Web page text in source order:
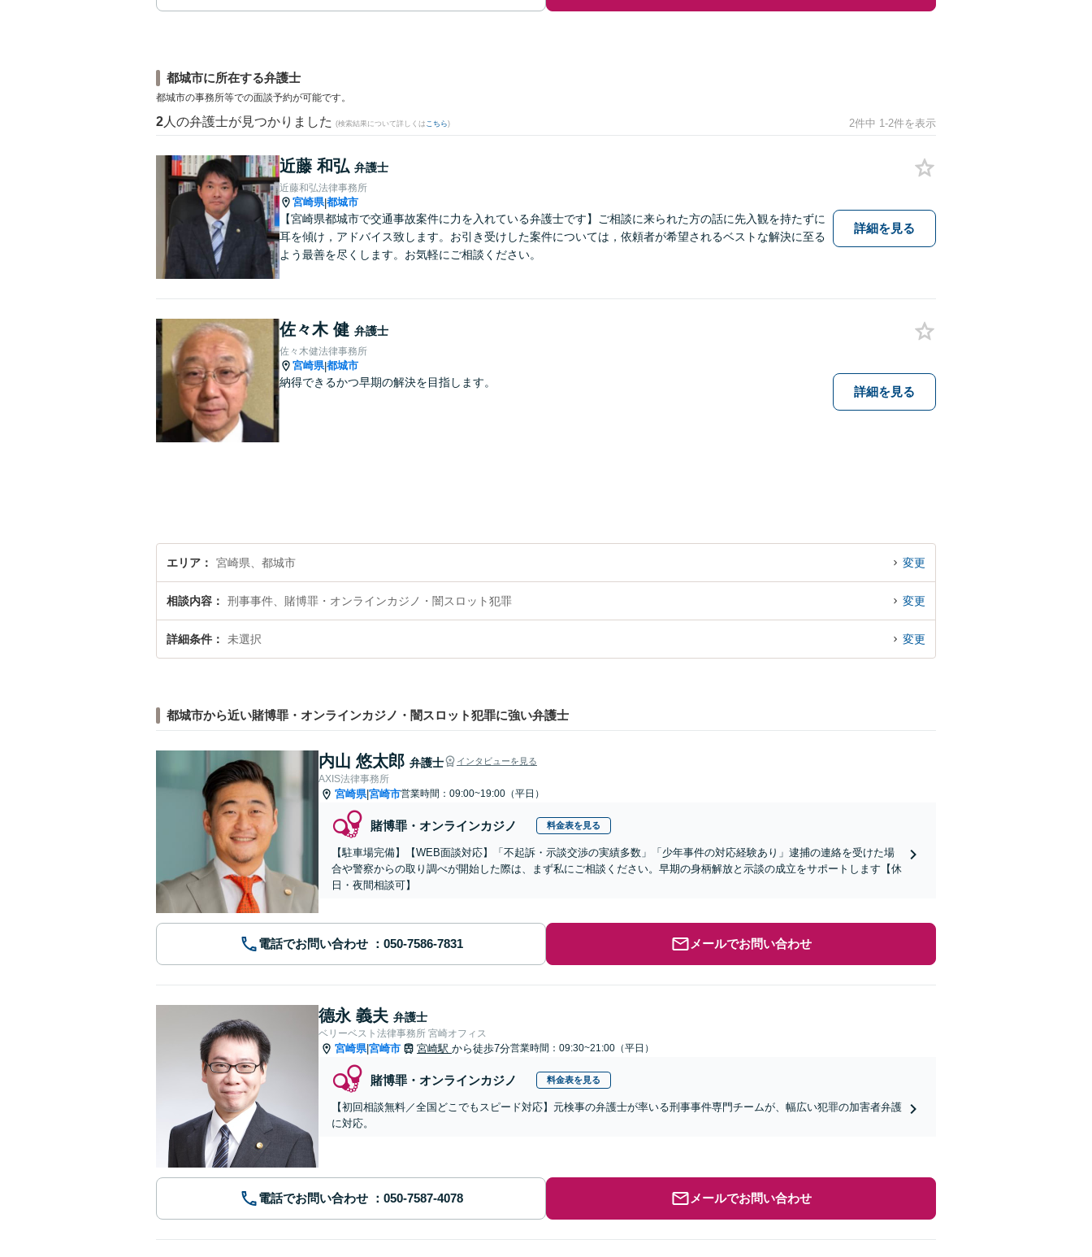
都城市に所在する弁護士
都城市の事務所等での面談予約が可能です。
2 人の弁護士が見つかりました (検索結果について詳しくは こちら) 2件中 1-2件を表示
近藤 和弘 弁護士
近藤和弘法律事務所
宮崎県|都城市
【宮崎県都城市で交通事故案件に力を入れている弁護士です】ご相談に来られた方の話に先入観を持たずに
耳を傾け，アドバイス致します。お引き受けした案件については，依頼者が希望されるベストな解決に至る
よう最善を尽くします。お気軽にご相談ください。
詳細を見る
佐々木 健 弁護士
佐々木健法律事務所
宮崎県|都城市
納得できるかつ早期の解決を目指します。
詳細を見る
エリア 宮崎県、都城市 変更
相談内容 刑事事件、賭博罪・オンラインカジノ・闇スロット犯罪 変更
詳細条件 未選択 変更
都城市から近い賭博罪・オンラインカジノ・闇スロット犯罪に強い弁護士
内山 悠太郎 弁護士 インタビューを見る
AXIS法律事務所
宮崎県|宮崎市営業時間：09:00~19:00（平日）
賭博罪・オンラインカジノ 料金表を見る
【駐車場完備】【WEB面談対応】「不起訴・示談交渉の実績多数」「少年事件の対応経験あり」逮捕の連絡を受けた場
合や警察からの取り調べが開始した際は、まず私にご相談ください。早期の身柄解放と示談の成立をサポートします【休
日・夜間相談可】
電話でお問い合わせ メールでお問い合わせ
德永 義夫 弁護士
ベリーベスト法律事務所 宮崎オフィス
宮崎県|宮崎市 宮崎駅 から徒歩7分営業時間：09:30~21:00（平日）
賭博罪・オンラインカジノ 料金表を見る
【初回相談無料／全国どこでもスピード対応】元検事の弁護士が率いる刑事事件専門チームが、幅広い犯罪の加害者弁護
に対応。
電話でお問い合わせ メールでお問い合わせ